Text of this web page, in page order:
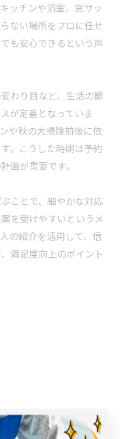
ッチンや浴室、窓サッ
ない場所をプロに任せ
も安心できるという声
わり目など、生活の節
が定番となっていま
や秋の大掃除前後に依
。こうした時期は予約
画が重要です。
ことで、細やかな対応
を受けやすいというメ
の紹介を活用して、信
満足度向上のポイント